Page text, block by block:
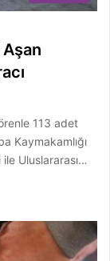
Aşan
113 adet
Kaymakamlığı
Uluslararası…